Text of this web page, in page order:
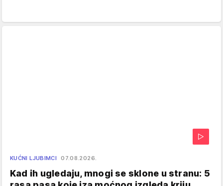
KUĆNI LJUBIMCI 07.08.2026.
Kad ih ugledaju, mnogi se sklone u stranu: 5